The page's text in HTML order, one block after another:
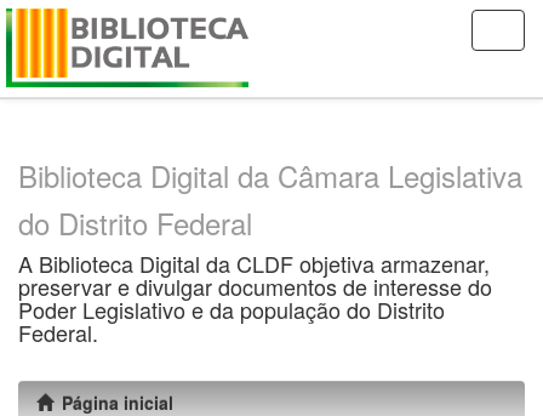
Skip
Biblioteca Digital da Câmara Legislativa
do Distrito Federal
A Biblioteca Digital da CLDF objetiva armazenar,
preservar e divulgar documentos de interesse do
Poder Legislativo e da população do Distrito
Federal.
Página inicial